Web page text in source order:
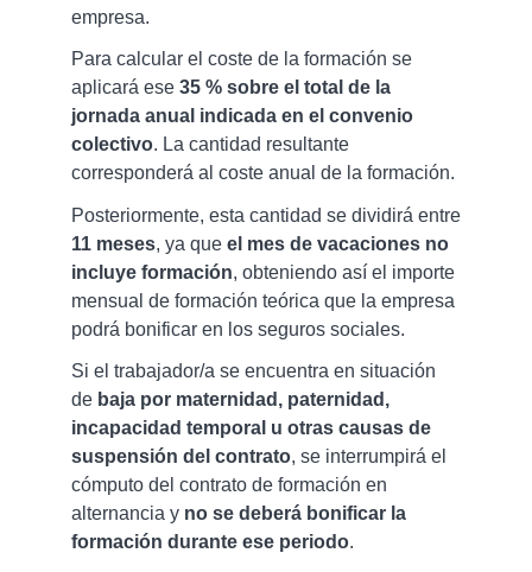
empresa.
Para calcular el coste de la formación se
aplicará ese 35 % sobre el total de la
jornada anual indicada en el convenio
colectivo. La cantidad resultante
corresponderá al coste anual de la formación.
Posteriormente, esta cantidad se dividirá entre
11 meses, ya que el mes de vacaciones no
incluye formación, obteniendo así el importe
mensual de formación teórica que la empresa
podrá bonificar en los seguros sociales.
Si el trabajador/a se encuentra en situación
de baja por maternidad, paternidad,
incapacidad temporal u otras causas de
suspensión del contrato, se interrumpirá el
cómputo del contrato de formación en
alternancia y no se deberá bonificar la
formación durante ese periodo.